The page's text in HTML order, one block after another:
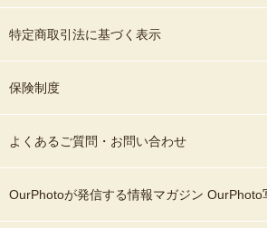
特定商取引法に基づく表示
保険制度
よくあるご質問・お問い合わせ
OurPhotoが発信する情報マガジン OurPhoto